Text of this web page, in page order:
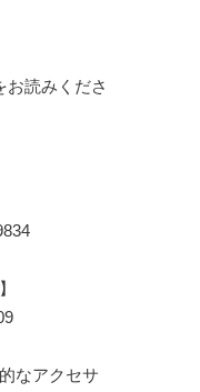
お読みくださ
なアクセサ